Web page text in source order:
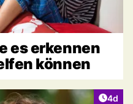
es erkennen
können
4d